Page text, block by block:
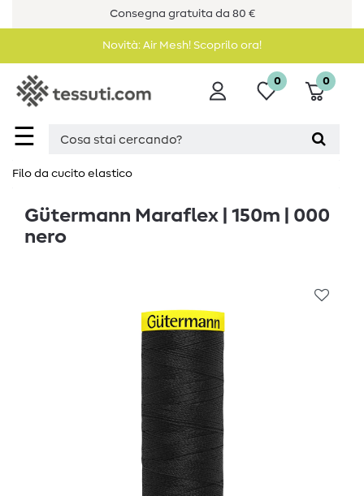
Consegna gratuita da 80 €
Novità: Air Mesh! Scoprilo ora!
☰
0 0
Filo da cucito elastico
Gütermann Maraflex | 150m | 000
nero